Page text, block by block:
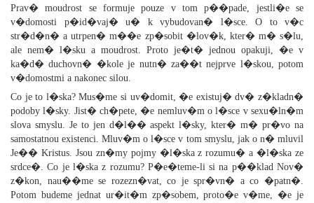
Prav� moudrost se formuje pouze v tom p��pade, jestli�e se
v�domosti p�id�vaj� u� k vybudovan� l�sce. O to v�c
str�d�n� a utrpen� m��e zp�sobit �lov�k, kter� m� s�lu,
ale nem� l�sku a moudrost. Proto je�t� jednou opakuji, �e v
ka�d� duchovn� �kole je nutn� za��t nejprve l�skou, potom
v�domostmi a nakonec silou.
Co je to l�ska? Mus�me si uv�domit, �e existuj� dv� z�kladn�
podoby l�sky. Jist� ch�pete, �e nemluv�m o l�sce v sexu�ln�m
slova smyslu. Je to jen d�l�� aspekt l�sky, kter� m� pr�vo na
samostatnou existenci. Mluv�m o l�sce v tom smyslu, jak o n� mluvil
Je�� Kristus. Jsou zn�my pojmy �l�ska z rozumu� a �l�ska ze
srdce�. Co je l�ska z rozumu? P�e�teme-li si na p��klad Nov�
z�kon, nau��me se rozezn�vat, co je spr�vn� a co �patn�.
Potom budeme jednat ur�it�m zp�sobem, proto�e v�me, �e je